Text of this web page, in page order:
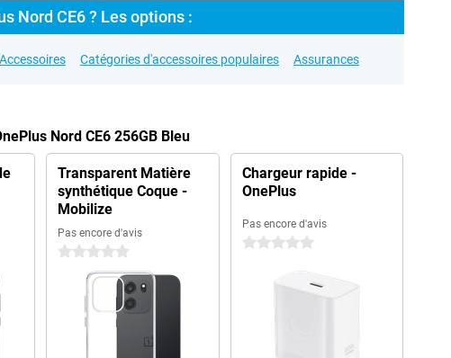
Nord CE6 ? Les options :
Accessoires Catégories d'accessoires populaires Assurances
Nord CE6 256GB Bleu
Transparent Matière
synthétique Coque -
Mobilize
Pas encore d'avis
0 étoiles
Chargeur rapide -
OnePlus
Pas encore d'avis
0 étoiles